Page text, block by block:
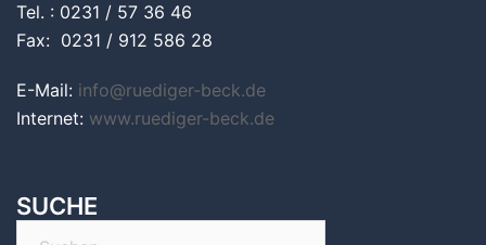
Tel. : 0231 / 57 36 46
Fax: 0231 / 912 586 28
E-Mail: info@ruediger-beck.de
Internet: www.ruediger-beck.de
SUCHE